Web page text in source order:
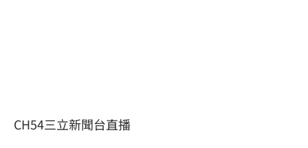
CH54三立新聞台直播